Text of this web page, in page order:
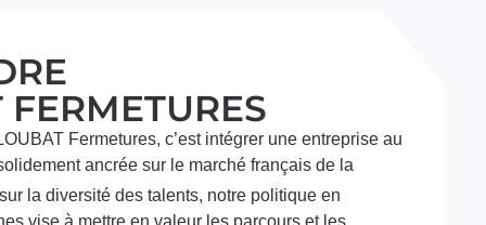
Fermetures, c’est intégrer une entreprise au
ancrée sur le marché français de la
la diversité des talents, notre politique en